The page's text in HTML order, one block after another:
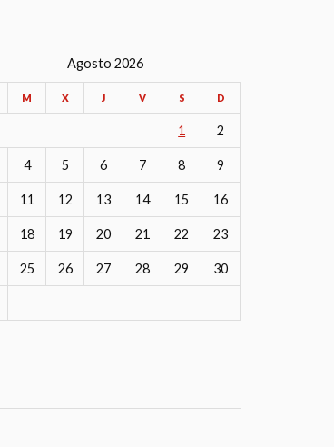
Agosto 2026
M X J V S D
1 2
4 5 6 7 8 9
11 12 13 14 15 16
18 19 20 21 22 23
25 26 27 28 29 30